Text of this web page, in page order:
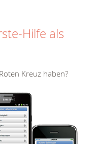
Hilfe als
Kreuz haben?